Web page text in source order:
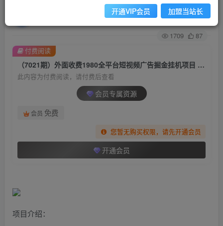
关注 私信
1709 87
（7021期）外面收费1980全平台短视频广告掘金挂机项目 单窗口一天几十【脚本+教程】
此内容为付费阅读，请付费后查看
会员专属资源
会员 免费
您暂无购买权限，请先开通会员
开通会员
付费阅读
项目介绍：
开通VIP会员 加盟当站长